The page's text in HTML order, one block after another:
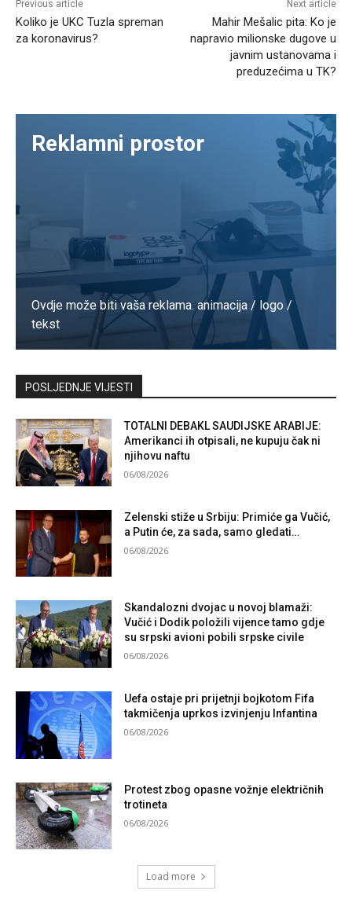
Previous article
Koliko je UKC Tuzla spreman
za koronavirus?
Next article
Mahir Mešalic pita: Ko je
napravio milionske dugove u
javnim ustanovama i
preduzećima u TK?
Reklamni prostor
Ovdje može biti vaša reklama. animacija / logo /
tekst
Kontaktirajte nas
POSLJEDNJE VIJESTI
TOTALNI DEBAKL SAUDIJSKE ARABIJE:
Amerikanci ih otpisali, ne kupuju čak ni
njihovu naftu
06/08/2026
Zelenski stiže u Srbiju: Primiće ga Vučić,
a Putin će, za sada, samo gledati…
06/08/2026
Skandalozni dvojac u novoj blamaži:
Vučić i Dodik položili vijence tamo gdje
su srpski avioni pobili srpske civile
06/08/2026
Uefa ostaje pri prijetnji bojkotom Fifa
takmičenja uprkos izvinjenju Infantina
06/08/2026
Protest zbog opasne vožnje električnih
trotineta
06/08/2026
Load more